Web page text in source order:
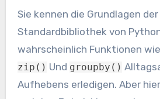
Sie kennen die Grundlagen der
Standardbibliothek von
wahrscheinlich Funktionen
zip() Und groupby()
Aufhebens erledigen. Aber